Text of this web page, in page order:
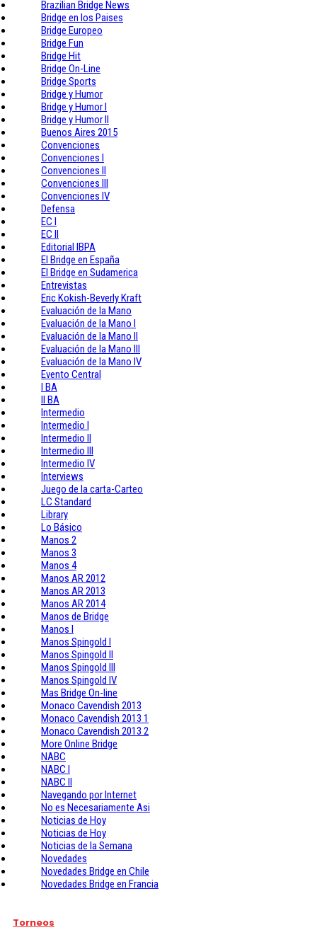
Brazilian Bridge News
Bridge en los Paises
Bridge Europeo
Bridge Fun
Bridge Hit
Bridge On-Line
Bridge Sports
Bridge y Humor
Bridge y Humor I
Bridge y Humor II
Buenos Aires 2015
Convenciones
Convenciones I
Convenciones II
Convenciones III
Convenciones IV
Defensa
EC I
EC II
Editorial IBPA
El Bridge en España
El Bridge en Sudamerica
Entrevistas
Eric Kokish-Beverly Kraft
Evaluación de la Mano
Evaluación de la Mano I
Evaluación de la Mano II
Evaluación de la Mano III
Evaluación de la Mano IV
Evento Central
I BA
II BA
Intermedio
Intermedio I
Intermedio II
Intermedio III
Intermedio IV
Interviews
Juego de la carta-Carteo
LC Standard
Library
Lo Básico
Manos 2
Manos 3
Manos 4
Manos AR 2012
Manos AR 2013
Manos AR 2014
Manos de Bridge
Manos I
Manos Spingold I
Manos Spingold II
Manos Spingold III
Manos Spingold IV
Mas Bridge On-line
Monaco Cavendish 2013
Monaco Cavendish 2013 1
Monaco Cavendish 2013 2
More Online Bridge
NABC
NABC I
NABC II
Navegando por Internet
No es Necesariamente Asi
Noticias de Hoy
Noticias de Hoy
Noticias de la Semana
Novedades
Novedades Bridge en Chile
Novedades Bridge en Francia
Torneos